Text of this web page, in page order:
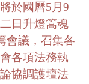
於國曆5 月 9
日升燈篙魂
會議，召集各
各項法務執
協調護壇法